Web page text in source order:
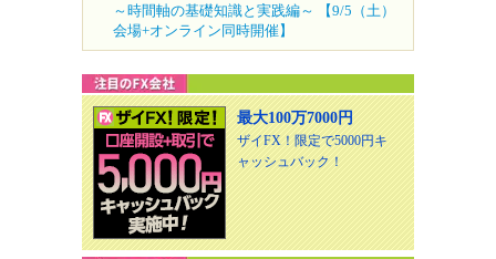
～時間軸の基礎知識と実践編～ 【9/5（土）
会場+オンライン同時開催】
最大100万7000円
ザイFX！限定で5000円キ
ャッシュバック！